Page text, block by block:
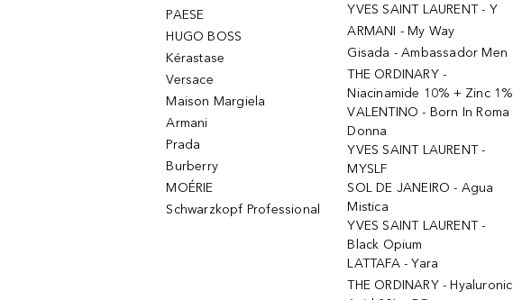
PAESE
HUGO BOSS
Kérastase
Versace
Maison Margiela
Armani
Prada
Burberry
MOÉRIE
Schwarzkopf Professional
YVES SAINT LAURENT - Y
ARMANI - My Way
Gisada - Ambassador Men
THE ORDINARY -
Niacinamide 10% + Zinc 1%
VALENTINO - Born In Roma
Donna
YVES SAINT LAURENT -
MYSLF
SOL DE JANEIRO - Agua
Mistica
YVES SAINT LAURENT -
Black Opium
LATTAFA - Yara
THE ORDINARY - Hyaluronic